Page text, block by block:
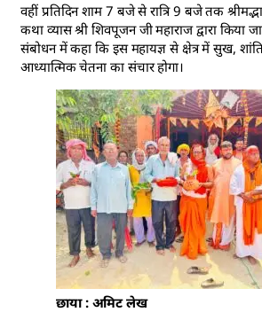
वहीं प्रतिदिन शाम 7 बजे से रात्रि 9 बजे तक
कथा व्यास श्री शिवपूजन जी महाराज द्वारा किया
संबोधन में कहा कि इस महायज्ञ से क्षेत्र में सुख,
आध्यात्मिक चेतना का संचार होगा।
छाया : अमिट लेख